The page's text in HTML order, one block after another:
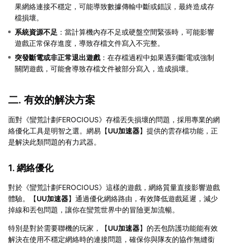
果網絡連接不穩定，可能導致數據傳輸中斷或錯誤，最終造成存
檔損壞。
系統資源不足 ：當計算機內存不足或硬盤空間緊張時，可能影響
遊戲正常保存進度，導致存檔文件寫入不完整。
突發斷電或非正常退出遊戲：在存檔過程中如果遇到斷電或強制
關閉遊戲，可能會導致存檔文件被部分寫入，造成損壞。
二. 有效的解決方案
面對《蠻荒計劃FEROCIOUS》存檔丟失損壞的問題，採用專業的網
絡優化工具是明智之選。網易【UU加速器】提供的雲存檔功能，正
是解決此類問題的有力武器。
1. 網絡優化
對於《蠻荒計劃FEROCIOUS》這樣的遊戲，網絡質量直接影響遊戲
體驗。【UU加速器】通過優化網絡路由，有效降低遊戲延遲，減少
掉線和丟包問題，讓你在蠻荒世界中的冒險更加流暢。
特別是對於需要聯機的玩家，【UU加速器】的丟包防護功能能有效
解決在使用不穩定網絡時的連接問題，確保你與隊友的協作無縫銜